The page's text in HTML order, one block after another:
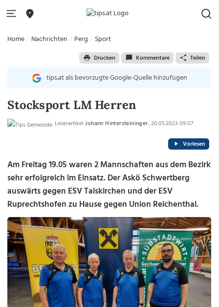
Home Nachrichten Perg Sport
Drucken Kommentare Teilen
tips.at als bevorzugte Google-Quelle hinzufügen
Stocksport LM Herren
LeserartikelJohann Hintersteininger, 20.05.2023 09:07
Vorlesen
Am Freitag 19.05 waren 2 Mannschaften aus dem Bezirk
sehr erfolgreich im Einsatz. Der Askö Schwertberg
auswärts gegen ESV Taiskirchen und der ESV
Ruprechtshofen zu Hause gegen Union Reichenthal.